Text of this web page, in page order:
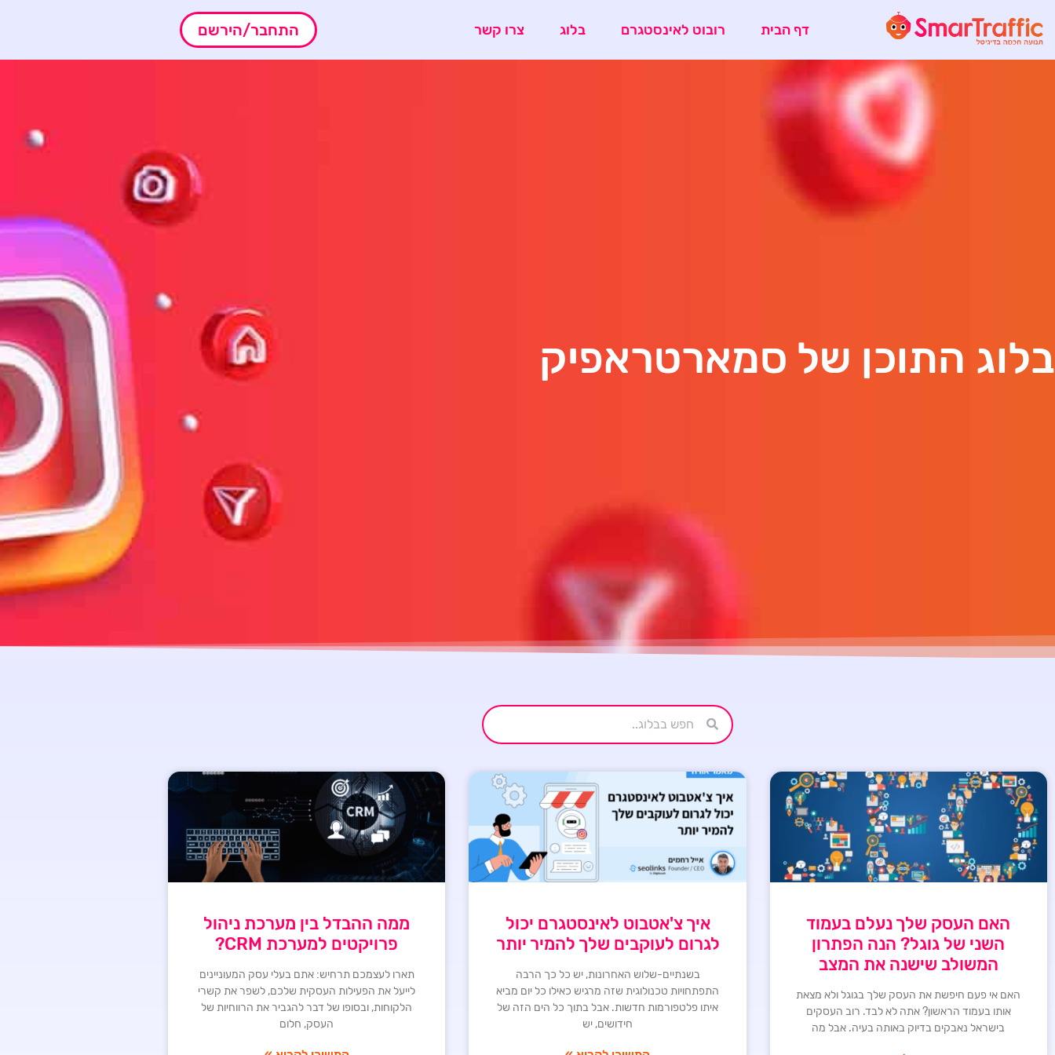
דף הבית רובוט לאינסטגרם בלוג צרו קשר התחבר/הירשם
בלוג התוכן של סמארטראפיק
האם העסק שלך נעלם בעמוד
השני של גוגל? הנה הפתרון
המשולב שישנה את המצב
האם אי פעם חיפשת את העסק שלך בגוגל ולא מצאת
אותו בעמוד הראשון? אתה לא לבד. רוב העסקים
בישראל נאבקים בדיוק באותה בעיה. אבל מה
איך צ'אטבוט לאינסטגרם יכול
לגרום לעוקבים שלך להמיר יותר
בשנתיים-שלוש האחרונות, יש כל כך הרבה
התפתחויות טכנולוגית שזה מרגיש כאילו כל יום מביא
איתו פלטפורמות חדשות. אבל בתוך כל הים הזה של
חידושים, יש
ממה ההבדל בין מערכת ניהול
פרויקטים למערכת CRM?
תארו לעצמכם תרחיש: אתם בעלי עסק המעוניינים
לייעל את הפעילות העסקית שלכם, לשפר את קשרי
הלקוחות, ובסופו של דבר להגביר את הרווחיות של
העסק, חלום